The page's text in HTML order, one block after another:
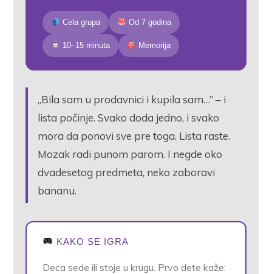
Cela grupa Od 7 godina
10–15 minuta Memorija
„Bila sam u prodavnici i kupila sam…” – i
lista počinje. Svako doda jedno, i svako
mora da ponovi sve pre toga. Lista raste.
Mozak radi punom parom. I negde oko
dvadesetog predmeta, neko zaboravi
bananu.
KAKO SE IGRA
Deca sede ili stoje u krugu. Prvo dete kaže: